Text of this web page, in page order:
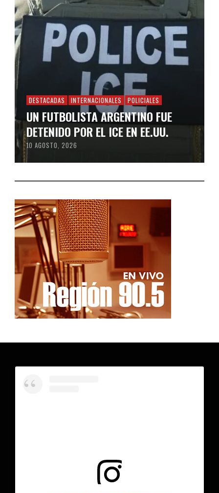
DESTACADAS INTERNACIONALES POLICIALES
UN FUTBOLISTA ARGENTINO FUE
DETENIDO POR EL ICE EN EE.UU.
10 AGOSTO, 2026